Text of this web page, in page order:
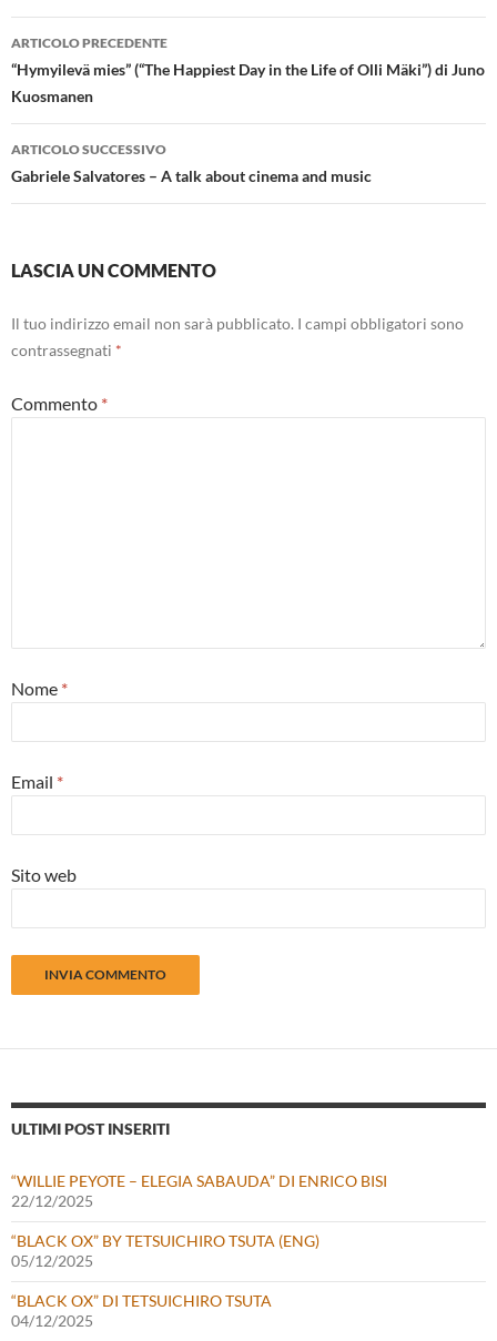
Navigazione
articolo
ARTICOLO PRECEDENTE
“Hymyilevä mies” (“The Happiest Day in the Life of Olli Mäki”) di Juno
Kuosmanen
ARTICOLO SUCCESSIVO
Gabriele Salvatores – A talk about cinema and music
LASCIA UN COMMENTO
Il tuo indirizzo email non sarà pubblicato. I campi obbligatori sono
contrassegnati *
Commento *
Nome *
Email *
Sito web
ULTIMI POST INSERITI
“WILLIE PEYOTE – ELEGIA SABAUDA” DI ENRICO BISI
22/12/2025
“BLACK OX” BY TETSUICHIRO TSUTA (ENG)
05/12/2025
“BLACK OX” DI TETSUICHIRO TSUTA
04/12/2025